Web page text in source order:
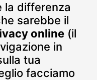
la differenza
sarebbe il
online (il
in
tua
facciamo